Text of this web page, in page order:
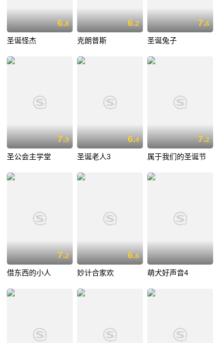
6.8
圣诞怪杰
6.2
克朗普斯
7.6
圣诞兔子
7.9
圣公会主学堂
6.4
圣诞老人3
7.2
属于我们的圣诞节
7.2
借东西的小人
6.6
妙计合家欢 萌犬好声音4